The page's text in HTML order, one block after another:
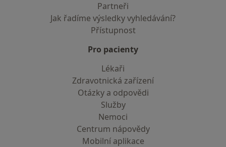
Partneři
Jak řadíme výsledky vyhledávání?
Přístupnost
Pro pacienty
Lékaři
Zdravotnická zařízení
Otázky a odpovědi
Služby
Nemoci
Centrum nápovědy
Mobilní aplikace